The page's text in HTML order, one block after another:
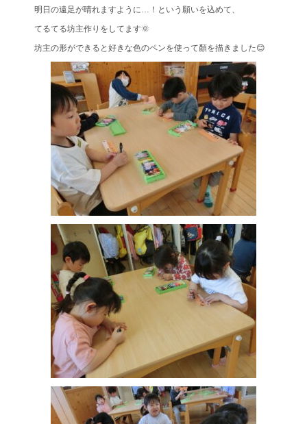
明日の遠足が晴れますように…！という願いを込めて、
てるてる坊主作りをしてます🌞
坊主の形ができると好きな色のペンを使って顏を描きました😊